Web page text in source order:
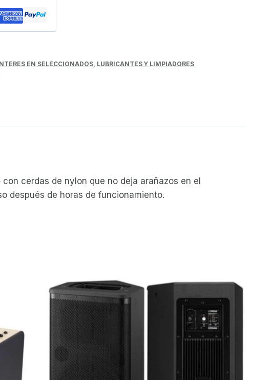
EN SELECCIONADOS, LUBRICANTES Y LIMPIADORES
cerdas de nylon que no deja arañazos en el
después de horas de funcionamiento.